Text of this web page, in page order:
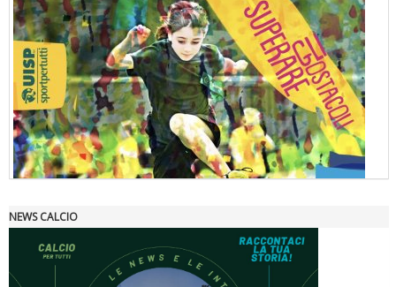
"Superare gli ostacoli": la relazione di Tiziano Pesce al CN Uisp
NEWS CALCIO